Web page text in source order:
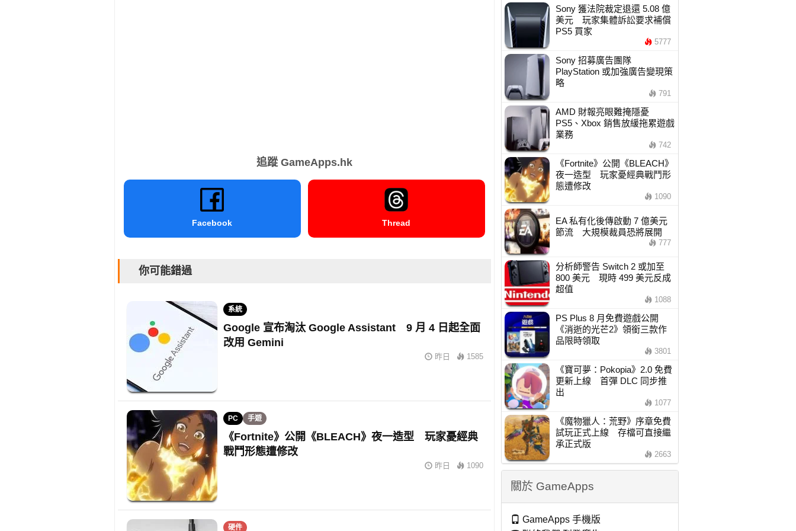
追蹤 GameApps.hk
Facebook Thread
你可能錯過
系統
Google 宣布淘汰 Google Assistant 9 月 4 日起全面
改用 Gemini
昨日 1585
PC 手遊
《Fortnite》公開《BLEACH》夜一造型 玩家憂經典
戰鬥形態遭修改
昨日 1090
硬件
Sony 獲法院裁定退還 5.08 億
美元 玩家集體訴訟要求補償
PS5 買家
5777
Sony 招募廣告團隊
PlayStation 或加強廣告變現策
略
791
AMD 財報亮眼難掩隱憂
PS5、Xbox 銷售放緩拖累遊戲
業務
742
《Fortnite》公開《BLEACH》
夜一造型 玩家憂經典戰鬥形
態遭修改
1090
EA 私有化後傳啟動 7 億美元
節流 大規模裁員恐將展開
777
分析師警告 Switch 2 或加至
800 美元 現時 499 美元反成
超值
1088
PS Plus 8 月免費遊戲公開
《消逝的光芒2》領銜三款作
品限時領取
3801
《寶可夢：Pokopia》2.0 免費
更新上線 首彈 DLC 同步推
出
1077
《魔物獵人：荒野》序章免費
試玩正式上線 存檔可直接繼
承正式版
2663
關於 GameApps
GameApps 手機版